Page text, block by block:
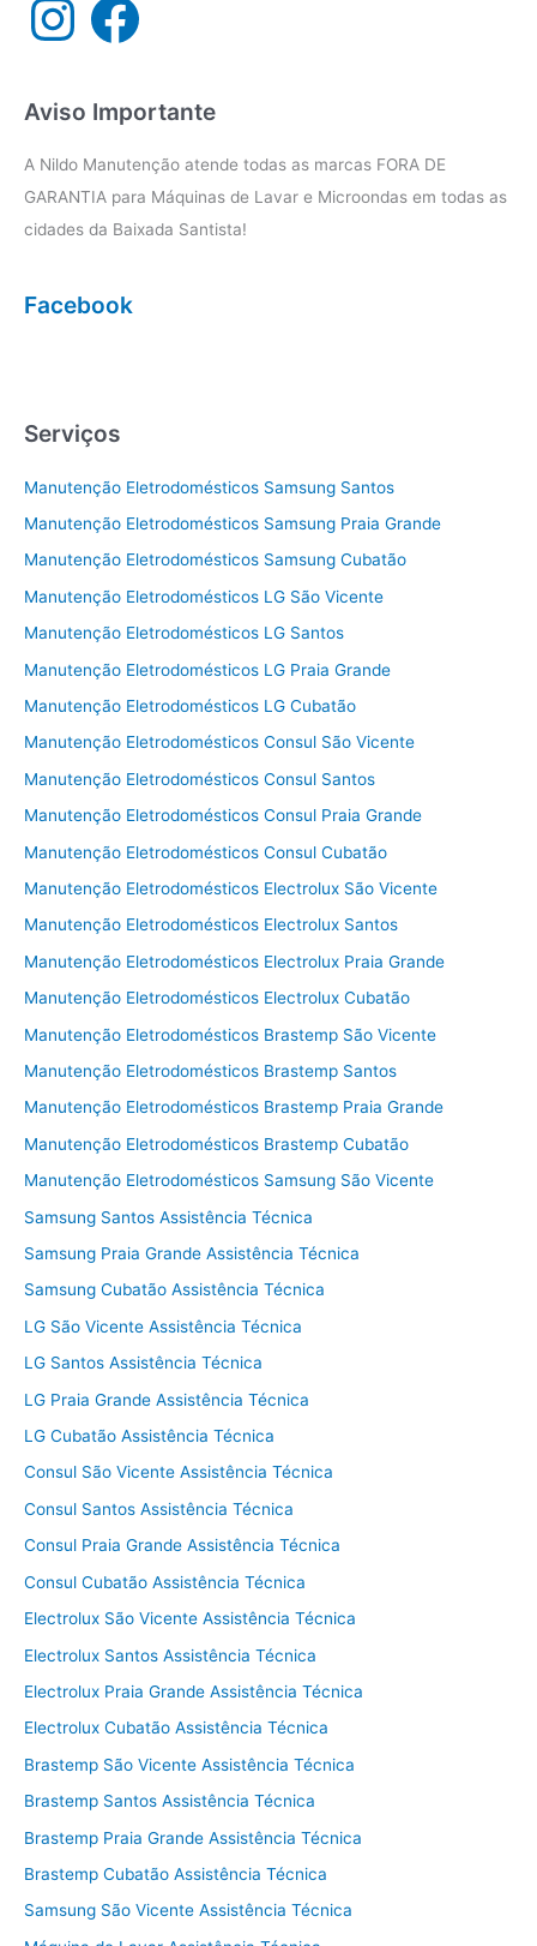
n
a
m
a
c
Aviso Importante
A Nildo Manutenção atende todas as marcas FORA DE
GARANTIA para Máquinas de Lavar e Microondas em todas as
cidades da Baixada Santista!
Facebook
Serviços
Manutenção Eletrodomésticos Samsung Santos
Manutenção Eletrodomésticos Samsung Praia Grande
Manutenção Eletrodomésticos Samsung Cubatão
Manutenção Eletrodomésticos LG São Vicente
Manutenção Eletrodomésticos LG Santos
Manutenção Eletrodomésticos LG Praia Grande
Manutenção Eletrodomésticos LG Cubatão
Manutenção Eletrodomésticos Consul São Vicente
Manutenção Eletrodomésticos Consul Santos
Manutenção Eletrodomésticos Consul Praia Grande
Manutenção Eletrodomésticos Consul Cubatão
Manutenção Eletrodomésticos Electrolux São Vicente
Manutenção Eletrodomésticos Electrolux Santos
Manutenção Eletrodomésticos Electrolux Praia Grande
Manutenção Eletrodomésticos Electrolux Cubatão
Manutenção Eletrodomésticos Brastemp São Vicente
Manutenção Eletrodomésticos Brastemp Santos
Manutenção Eletrodomésticos Brastemp Praia Grande
Manutenção Eletrodomésticos Brastemp Cubatão
Manutenção Eletrodomésticos Samsung São Vicente
Samsung Santos Assistência Técnica
Samsung Praia Grande Assistência Técnica
Samsung Cubatão Assistência Técnica
LG São Vicente Assistência Técnica
LG Santos Assistência Técnica
LG Praia Grande Assistência Técnica
LG Cubatão Assistência Técnica
Consul São Vicente Assistência Técnica
Consul Santos Assistência Técnica
Consul Praia Grande Assistência Técnica
Consul Cubatão Assistência Técnica
Electrolux São Vicente Assistência Técnica
Electrolux Santos Assistência Técnica
Electrolux Praia Grande Assistência Técnica
Electrolux Cubatão Assistência Técnica
Brastemp São Vicente Assistência Técnica
Brastemp Santos Assistência Técnica
Brastemp Praia Grande Assistência Técnica
Brastemp Cubatão Assistência Técnica
Samsung São Vicente Assistência Técnica